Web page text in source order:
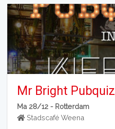
Mr Bright Pubquiz
Ma 28/12 - Rotterdam
Stadscafé Weena